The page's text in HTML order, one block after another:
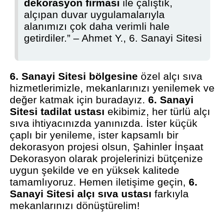
dekorasyon firması ile çalıştık,
alçıpan duvar uygulamalarıyla
alanımızı çok daha verimli hale
getirdiler.” – Ahmet Y., 6. Sanayi Sitesi
6. Sanayi Sitesi bölgesine özel alçı sıva
hizmetlerimizle, mekanlarınızı yenilemek ve
değer katmak için buradayız.6. Sanayi
Sitesi tadilat ustası ekibimiz, her türlü alçı
sıva ihtiyacınızda yanınızda. İster küçük
çaplı bir yenileme, ister kapsamlı bir
dekorasyon projesi olsun, Şahinler İnşaat
Dekorasyon olarak projelerinizi bütçenize
uygun şekilde ve en yüksek kalitede
tamamlıyoruz. Hemen iletişime geçin,6.
Sanayi Sitesi alçı sıva ustası farkıyla
mekanlarınızı dönüştürelim!